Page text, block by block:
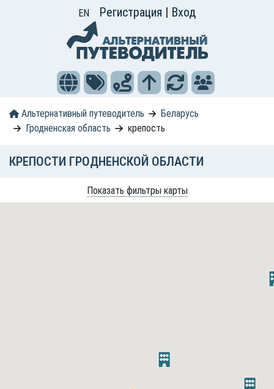
EN Регистрация | Вход
Альтернативный путеводитель
Беларусь
Гродненская область
крепость
КРЕПОСТИ ГРОДНЕНСКОЙ ОБЛАСТИ
Показать фильтры карты